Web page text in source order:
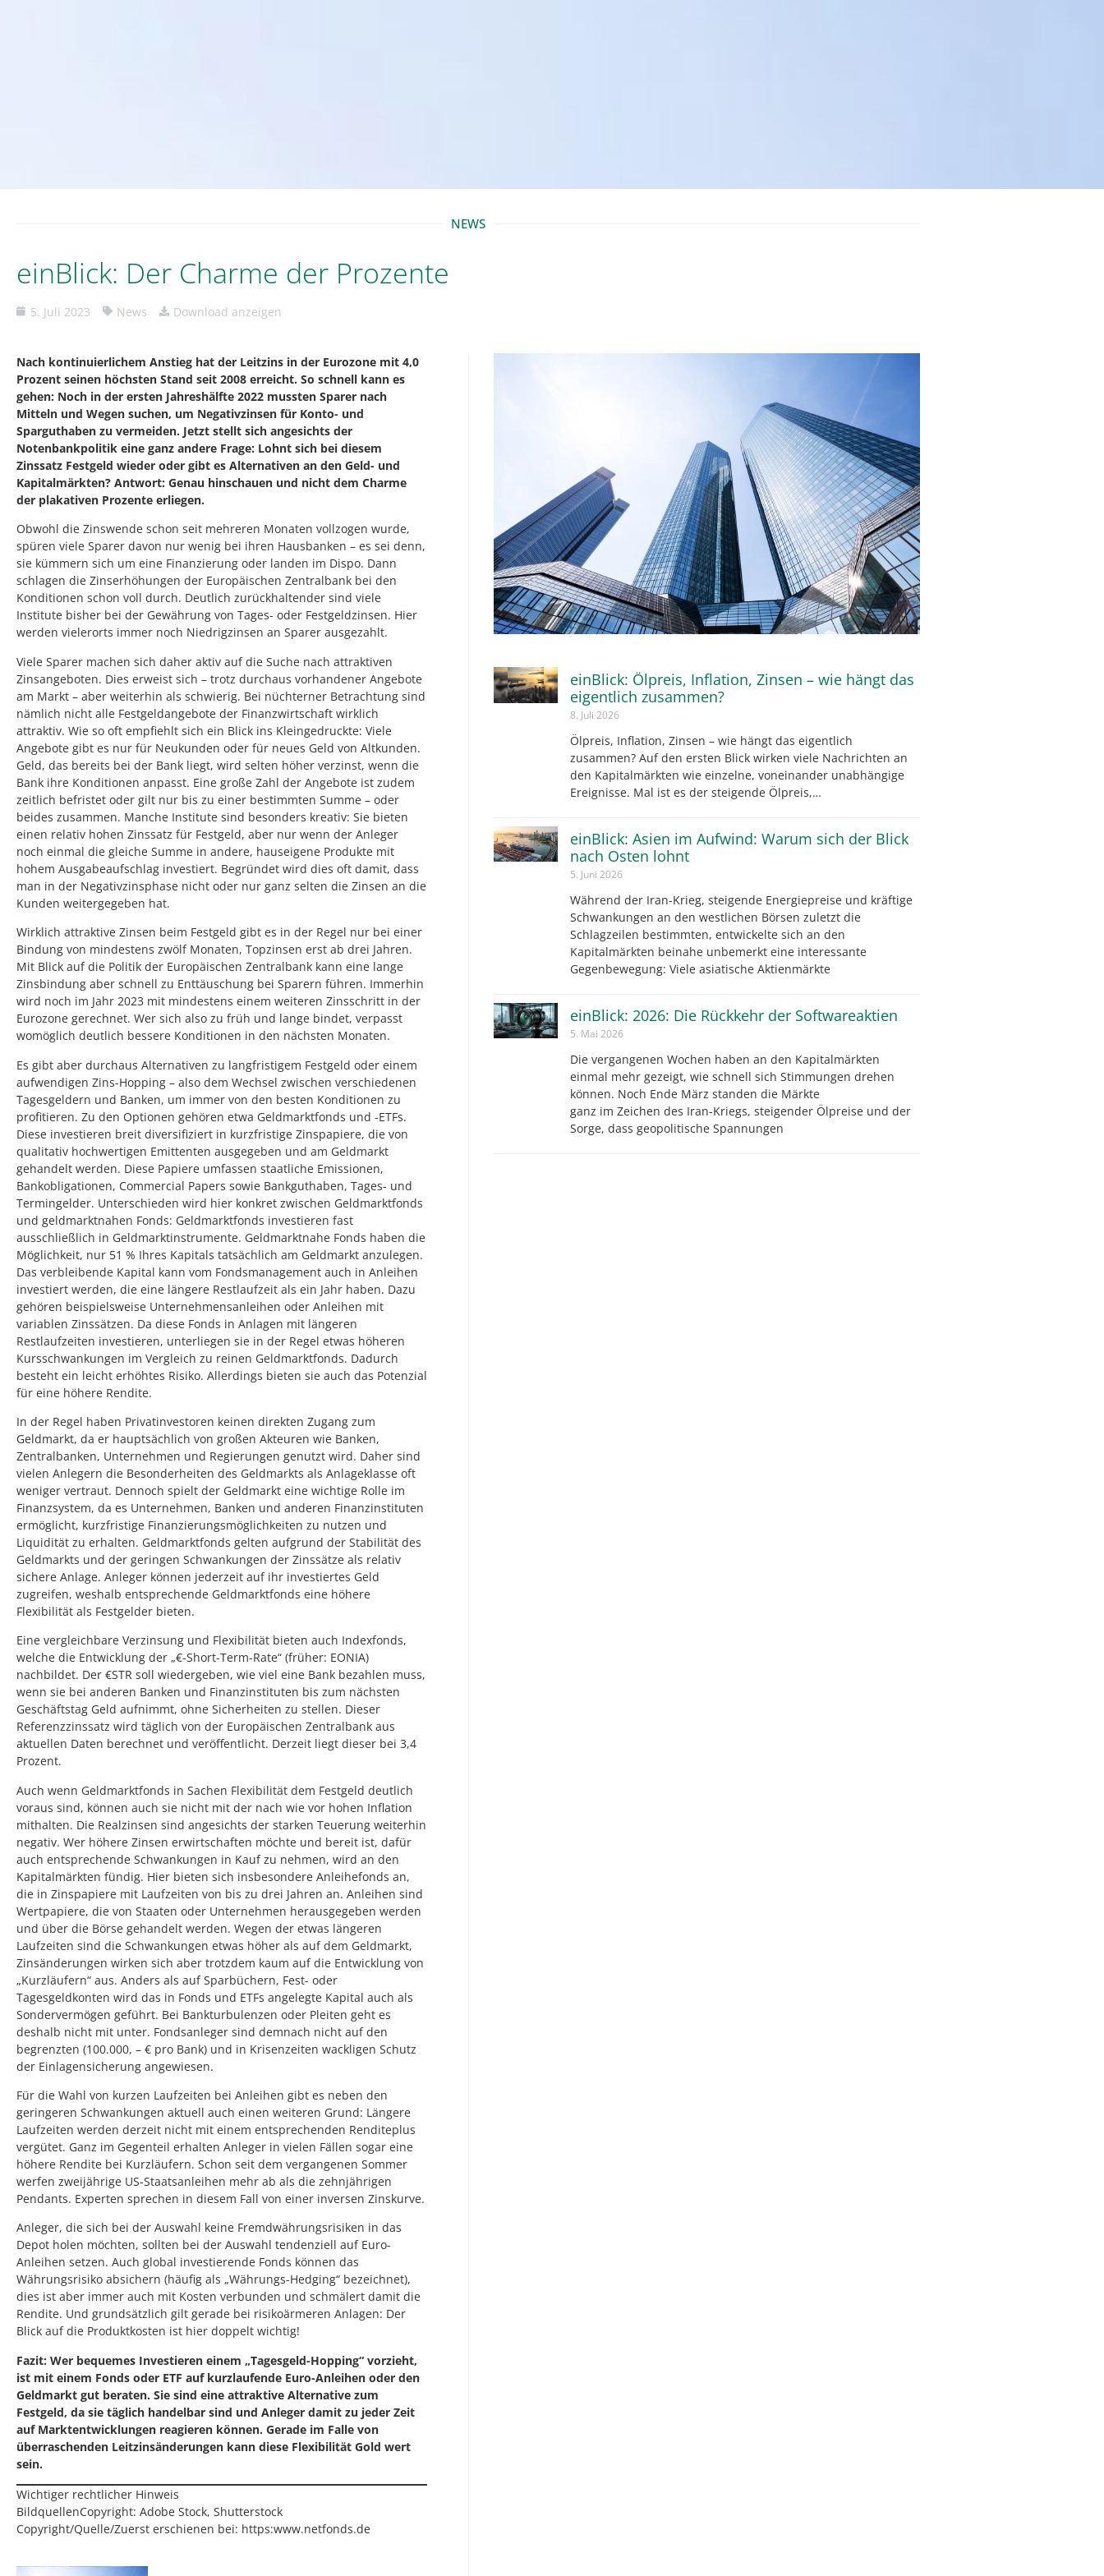
NEWS
einBlick: Der Charme der Prozente
5. Juli 2023 News Download anzeigen
Nach kontinuierlichem Anstieg hat der Leitzins in der Eurozone mit 4,0
Prozent seinen höchsten Stand seit 2008 erreicht. So schnell kann es
gehen: Noch in der ersten Jahreshälfte 2022 mussten Sparer nach
Mitteln und Wegen suchen, um Negativzinsen für Konto- und
Sparguthaben zu vermeiden. Jetzt stellt sich angesichts der
Notenbankpolitik eine ganz andere Frage: Lohnt sich bei diesem
Zinssatz Festgeld wieder oder gibt es Alternativen an den Geld- und
Kapitalmärkten? Antwort: Genau hinschauen und nicht dem Charme
der plakativen Prozente erliegen.
Obwohl die Zinswende schon seit mehreren Monaten vollzogen wurde,
spüren viele Sparer davon nur wenig bei ihren Hausbanken – es sei denn,
sie kümmern sich um eine Finanzierung oder landen im Dispo. Dann
schlagen die Zinserhöhungen der Europäischen Zentralbank bei den
Konditionen schon voll durch. Deutlich zurückhaltender sind viele
Institute bisher bei der Gewährung von Tages- oder Festgeldzinsen. Hier
werden vielerorts immer noch Niedrigzinsen an Sparer ausgezahlt.
Viele Sparer machen sich daher aktiv auf die Suche nach attraktiven
Zinsangeboten. Dies erweist sich – trotz durchaus vorhandener Angebote
am Markt – aber weiterhin als schwierig. Bei nüchterner Betrachtung sind
nämlich nicht alle Festgeldangebote der Finanzwirtschaft wirklich
attraktiv. Wie so oft empfiehlt sich ein Blick ins Kleingedruckte: Viele
Angebote gibt es nur für Neukunden oder für neues Geld von Altkunden.
Geld, das bereits bei der Bank liegt, wird selten höher verzinst, wenn die
Bank ihre Konditionen anpasst. Eine große Zahl der Angebote ist zudem
zeitlich befristet oder gilt nur bis zu einer bestimmten Summe – oder
beides zusammen. Manche Institute sind besonders kreativ: Sie bieten
einen relativ hohen Zinssatz für Festgeld, aber nur wenn der Anleger
noch einmal die gleiche Summe in andere, hauseigene Produkte mit
hohem Ausgabeaufschlag investiert. Begründet wird dies oft damit, dass
man in der Negativzinsphase nicht oder nur ganz selten die Zinsen an die
Kunden weitergegeben hat.
Wirklich attraktive Zinsen beim Festgeld gibt es in der Regel nur bei einer
Bindung von mindestens zwölf Monaten, Topzinsen erst ab drei Jahren.
Mit Blick auf die Politik der Europäischen Zentralbank kann eine lange
Zinsbindung aber schnell zu Enttäuschung bei Sparern führen. Immerhin
wird noch im Jahr 2023 mit mindestens einem weiteren Zinsschritt in der
Eurozone gerechnet. Wer sich also zu früh und lange bindet, verpasst
womöglich deutlich bessere Konditionen in den nächsten Monaten.
Es gibt aber durchaus Alternativen zu langfristigem Festgeld oder einem
aufwendigen Zins-Hopping – also dem Wechsel zwischen verschiedenen
Tagesgeldern und Banken, um immer von den besten Konditionen zu
profitieren. Zu den Optionen gehören etwa Geldmarktfonds und -ETFs.
Diese investieren breit diversifiziert in kurzfristige Zinspapiere, die von
qualitativ hochwertigen Emittenten ausgegeben und am Geldmarkt
gehandelt werden. Diese Papiere umfassen staatliche Emissionen,
Bankobligationen, Commercial Papers sowie Bankguthaben, Tages- und
Termingelder. Unterschieden wird hier konkret zwischen Geldmarktfonds
und geldmarktnahen Fonds: Geldmarktfonds investieren fast
ausschließlich in Geldmarktinstrumente. Geldmarktnahe Fonds haben die
Möglichkeit, nur 51 % Ihres Kapitals tatsächlich am Geldmarkt anzulegen.
Das verbleibende Kapital kann vom Fondsmanagement auch in Anleihen
investiert werden, die eine längere Restlaufzeit als ein Jahr haben. Dazu
gehören beispielsweise Unternehmensanleihen oder Anleihen mit
variablen Zinssätzen. Da diese Fonds in Anlagen mit längeren
Restlaufzeiten investieren, unterliegen sie in der Regel etwas höheren
Kursschwankungen im Vergleich zu reinen Geldmarktfonds. Dadurch
besteht ein leicht erhöhtes Risiko. Allerdings bieten sie auch das Potenzial
für eine höhere Rendite.
In der Regel haben Privatinvestoren keinen direkten Zugang zum
Geldmarkt, da er hauptsächlich von großen Akteuren wie Banken,
Zentralbanken, Unternehmen und Regierungen genutzt wird. Daher sind
vielen Anlegern die Besonderheiten des Geldmarkts als Anlageklasse oft
weniger vertraut. Dennoch spielt der Geldmarkt eine wichtige Rolle im
Finanzsystem, da es Unternehmen, Banken und anderen Finanzinstituten
ermöglicht, kurzfristige Finanzierungsmöglichkeiten zu nutzen und
Liquidität zu erhalten. Geldmarktfonds gelten aufgrund der Stabilität des
Geldmarkts und der geringen Schwankungen der Zinssätze als relativ
sichere Anlage. Anleger können jederzeit auf ihr investiertes Geld
zugreifen, weshalb entsprechende Geldmarktfonds eine höhere
Flexibilität als Festgelder bieten.
Eine vergleichbare Verzinsung und Flexibilität bieten auch Indexfonds,
welche die Entwicklung der „€-Short-Term-Rate“ (früher: EONIA)
nachbildet. Der €STR soll wiedergeben, wie viel eine Bank bezahlen muss,
wenn sie bei anderen Banken und Finanzinstituten bis zum nächsten
Geschäftstag Geld aufnimmt, ohne Sicherheiten zu stellen. Dieser
Referenzzinssatz wird täglich von der Europäischen Zentralbank aus
aktuellen Daten berechnet und veröffentlicht. Derzeit liegt dieser bei 3,4
Prozent.
Auch wenn Geldmarktfonds in Sachen Flexibilität dem Festgeld deutlich
voraus sind, können auch sie nicht mit der nach wie vor hohen Inflation
mithalten. Die Realzinsen sind angesichts der starken Teuerung weiterhin
negativ. Wer höhere Zinsen erwirtschaften möchte und bereit ist, dafür
auch entsprechende Schwankungen in Kauf zu nehmen, wird an den
Kapitalmärkten fündig. Hier bieten sich insbesondere Anleihefonds an,
die in Zinspapiere mit Laufzeiten von bis zu drei Jahren an. Anleihen sind
Wertpapiere, die von Staaten oder Unternehmen herausgegeben werden
und über die Börse gehandelt werden. Wegen der etwas längeren
Laufzeiten sind die Schwankungen etwas höher als auf dem Geldmarkt,
Zinsänderungen wirken sich aber trotzdem kaum auf die Entwicklung von
„Kurzläufern“ aus. Anders als auf Sparbüchern, Fest- oder
Tagesgeldkonten wird das in Fonds und ETFs angelegte Kapital auch als
Sondervermögen geführt. Bei Bankturbulenzen oder Pleiten geht es
deshalb nicht mit unter. Fondsanleger sind demnach nicht auf den
begrenzten (100.000, – € pro Bank) und in Krisenzeiten wackligen Schutz
der Einlagensicherung angewiesen.
Für die Wahl von kurzen Laufzeiten bei Anleihen gibt es neben den
geringeren Schwankungen aktuell auch einen weiteren Grund: Längere
Laufzeiten werden derzeit nicht mit einem entsprechenden Renditeplus
vergütet. Ganz im Gegenteil erhalten Anleger in vielen Fällen sogar eine
höhere Rendite bei Kurzläufern. Schon seit dem vergangenen Sommer
werfen zweijährige US-Staatsanleihen mehr ab als die zehnjährigen
Pendants. Experten sprechen in diesem Fall von einer inversen Zinskurve.
Anleger, die sich bei der Auswahl keine Fremdwährungsrisiken in das
Depot holen möchten, sollten bei der Auswahl tendenziell auf Euro-
Anleihen setzen. Auch global investierende Fonds können das
Währungsrisiko absichern (häufig als „Währungs-Hedging“ bezeichnet),
dies ist aber immer auch mit Kosten verbunden und schmälert damit die
Rendite. Und grundsätzlich gilt gerade bei risikoärmeren Anlagen: Der
Blick auf die Produktkosten ist hier doppelt wichtig!
Fazit: Wer bequemes Investieren einem „Tagesgeld-Hopping“ vorzieht,
ist mit einem Fonds oder ETF auf kurzlaufende Euro-Anleihen oder den
Geldmarkt gut beraten. Sie sind eine attraktive Alternative zum
Festgeld, da sie täglich handelbar sind und Anleger damit zu jeder Zeit
auf Marktentwicklungen reagieren können. Gerade im Falle von
überraschenden Leitzinsänderungen kann diese Flexibilität Gold wert
sein.
Wichtiger rechtlicher Hinweis
BildquellenCopyright: Adobe Stock, Shutterstock
Copyright/Quelle/Zuerst erschienen bei: https:www.netfonds.de
einBlick: Ölpreis, Inflation, Zinsen – wie hängt das
eigentlich zusammen?
8. Juli 2026
Ölpreis, Inflation, Zinsen – wie hängt das eigentlich
zusammen? Auf den ersten Blick wirken viele Nachrichten an
den Kapitalmärkten wie einzelne, voneinander unabhängige
Ereignisse. Mal ist es der steigende Ölpreis,…
einBlick: Asien im Aufwind: Warum sich der Blick
nach Osten lohnt
5. Juni 2026
Während der Iran-Krieg, steigende Energiepreise und kräftige
Schwankungen an den westlichen Börsen zuletzt die
Schlagzeilen bestimmten, entwickelte sich an den
Kapitalmärkten beinahe unbemerkt eine interessante
Gegenbewegung: Viele asiatische Aktienmärkte
einBlick: 2026: Die Rückkehr der Softwareaktien
5. Mai 2026
Die vergangenen Wochen haben an den Kapitalmärkten
einmal mehr gezeigt, wie schnell sich Stimmungen drehen
können. Noch Ende März standen die Märkte
ganz im Zeichen des Iran-Kriegs, steigender Ölpreise und der
Sorge, dass geopolitische Spannungen